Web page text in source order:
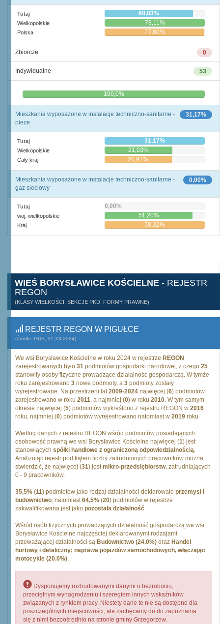
Tutaj 68,83%
Wielkopolskie 78,11%
Polska 77,80%
0
Zbiorcze
53
Indywidualne
0,0% 100,0%
31,17%
Mieszkania wyposażone w instalacje techniczno-sanitarne -
piece
Tutaj 31,17%
Wielkopolskie 21,03%
Cały kraj 20,91%
0,00%
Mieszkania wyposażone w instalacje techniczno-sanitarne -
gaz sieciowy
Tutaj 0,00%
woj. wielkopolskie 51,20%
Kraj 58,32%
WIEŚ BORYSŁAWICE KOŚCIELNE - REJESTR
REGON
(KLASY WIELKOŚCI, SEKCJE PKD, FORMY PRAWNE)
REJESTR REGON W PIGUŁCE
(Źródło: GUS, 31.XII.2024)
We wsi Borysławice Kościelne w roku 2024 w rejestrze REGON
zarejestrowanych było 31 podmiotów gospodarki narodowej, z czego 25
stanowiły osoby fizyczne prowadzące działalność gospodarczą. W tymże
roku zarejestrowano 3 nowe podmioty, a 3 podmioty zostały
wyrejestrowane. Na przestrzeni lat2009-2024 najwięcej (6) podmiotów
zarejestrowano w roku 2011, a najmniej (0) w roku 2010. W tym samym
okresie najwięcej (5) podmiotów wykreślono z rejestru REGON w 2016
roku, najmniej (0) podmiotów wyrejestrowano natomiast w 2019 roku.
Według danych z rejestru REGON wśród podmiotów posiadających
osobowość prawną we wsi Borysławice Kościelne najwięcej (1) jest
stanowiących spółki handlowe z ograniczoną odpowiedzialnością.
Analizując rejestr pod kątem liczby zatrudnionych pracowników można
stwierdzić, że najwięcej (31) jestmikro-przedsiębiorstw, zatrudniających
0 - 9 pracowników.
35,5% (11) podmiotów jako rodzaj działalności deklarowało przemysł i
budownictwo, natomiast64,5% (20) podmiotów w rejestrze
zakwalifikowana jest jako pozostała działalność.
Wśród osób fizycznych prowadzących działalność gospodarczą we wsi
Borysławice Kościelne najczęściej deklarowanymi rodzajami
przeważającej działalności są Budownictwo (24.0%) oraz Handel
hurtowy i detaliczny; naprawa pojazdów samochodowych, włączając
motocykle (20.0%).
Dysponujemy rozbudowanymi danymi o bezrobociu,
przeciętnym wynagrodzeniu i szeregiem innych wskaźników
związanych z rynkiem pracy. Niestety dane te nie są dostępne dla
poszczególnych miejscowości, ale zachęcamy do do zapoznania
się z nimi bezpośrednio na stronie gminy Grzegorzew.